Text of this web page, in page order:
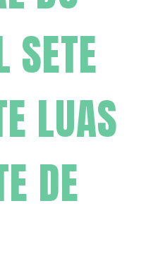
SETE
LUAS
DE